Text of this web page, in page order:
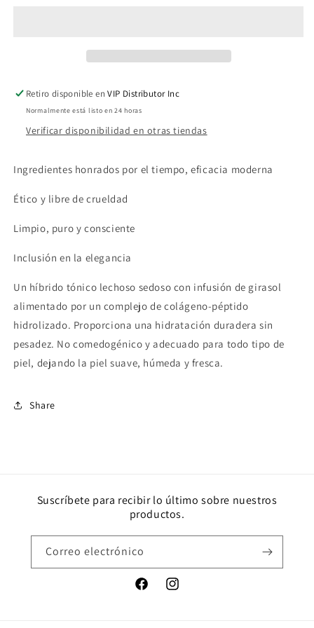
Retiro disponible enVIP Distributor Inc
Normalmente está listo en 24 horas
Verificar disponibilidad en otras tiendas
Ingredientes honrados por el tiempo, eficacia moderna
Ético y libre de crueldad
Limpio, puro y consciente
Inclusión en la elegancia
Un híbrido tónico lechoso sedoso con infusión de girasol
alimentado por un complejo de colágeno-péptido
hidrolizado. Proporciona una hidratación duradera sin
pesadez. No comedogénico y adecuado para todo tipo de
piel, dejando la piel suave, húmeda y fresca.
Share
Suscríbete para recibir lo último sobre nuestros
productos.
Correo electrónico
FacebookInstagram